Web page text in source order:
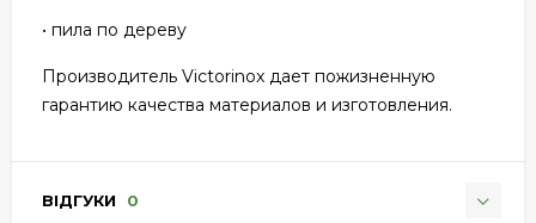
• пила по дереву
Производитель Victorinox дает пожизненную
гарантию качества материалов и изготовления.
ВІДГУКИ 0